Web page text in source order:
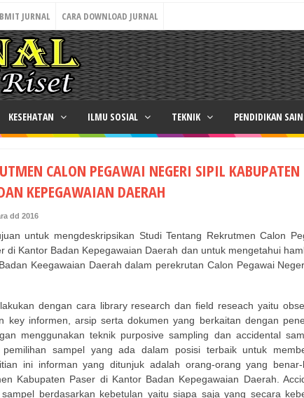
JURNAL CARA DOWNLOAD JURNAL
KESEHATAN ILMU SOSIAL TEKNIK PENDIDIKAN
CALON PEGAWAI NEGERI SIPIL KABUPATEN
KEPEGAWAIAN DAERAH
dd 2016
untuk mengdeskripsikan Studi Tentang Rekrutmen Calon
di Kantor Badan Kepegawaian Daerah dan untuk mengetahui
Keegawaian Daerah dalam perekrutan Calon Pegawai
dengan cara library research dan field reseach yaitu
key informen, arsip serta dokumen yang berkaitan dengan
menggunakan teknik purposive sampling dan accidental
pemilihan sampel yang ada dalam posisi terbaik untuk
ini informan yang ditunjuk adalah orang-orang yang benar-
Kabupaten Paser di Kantor Badan Kepegawaian Daerah.
berdasarkan kebetulan yaitu siapa saja yang secara